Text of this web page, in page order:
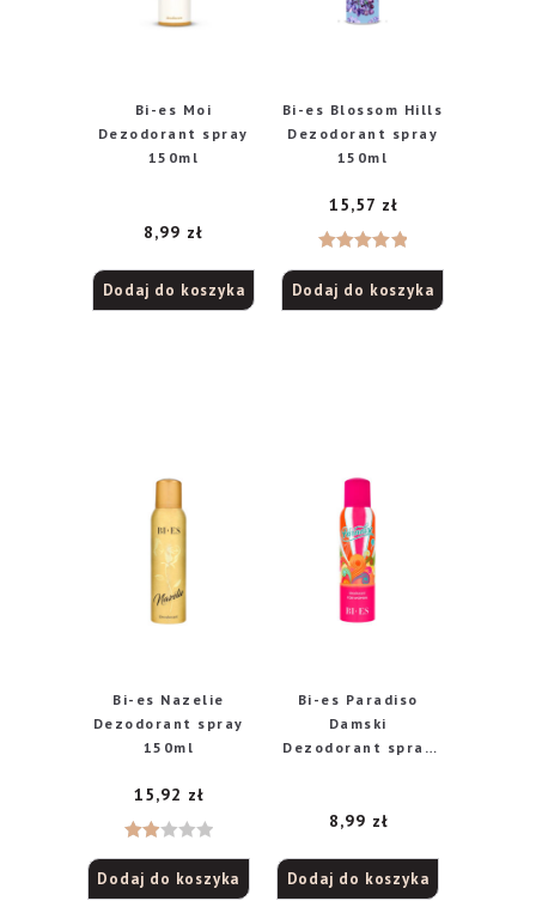
Bi-es Moi
Dezodorant spray
150ml
8,99 zł
Dodaj do koszyka
Bi-es Blossom Hills
Dezodorant spray
150ml
5.00na 5
15,57 zł
Dodaj do koszyka
Bi-es Nazelie
Dezodorant spray
150ml
iono
15,92 zł
Dodaj do koszyka
Bi-es Paradiso
Damski
Dezodorant spray
8,99 zł
Dodaj do koszyka